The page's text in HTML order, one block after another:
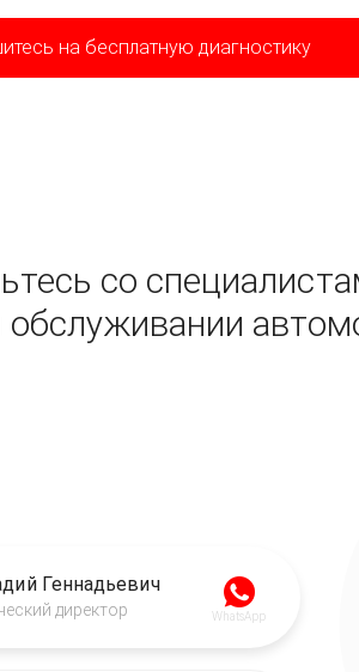
на бесплатную диагностику
со
обслуживании
Геннадьевич
директор WhatsApp